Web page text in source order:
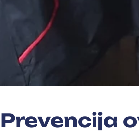
Prevencija